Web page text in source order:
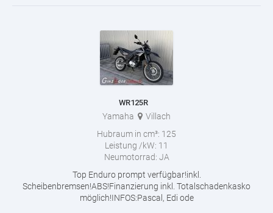
WR125R
Yamaha
Villach
Hubraum in cm³: 125
Leistung /kW: 11
Neumotorrad: JA
Top Enduro prompt verfügbar!inkl.
Scheibenbremsen!ABS!Finanzierung inkl. Totalschadenkasko
möglich!INFOS:Pascal, Edi ode